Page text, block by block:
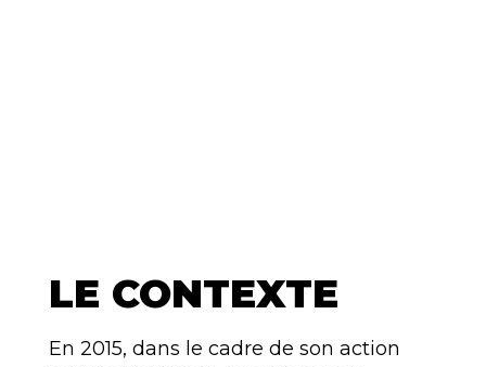
LE CONTEXTE
En 2015, dans le cadre de son action